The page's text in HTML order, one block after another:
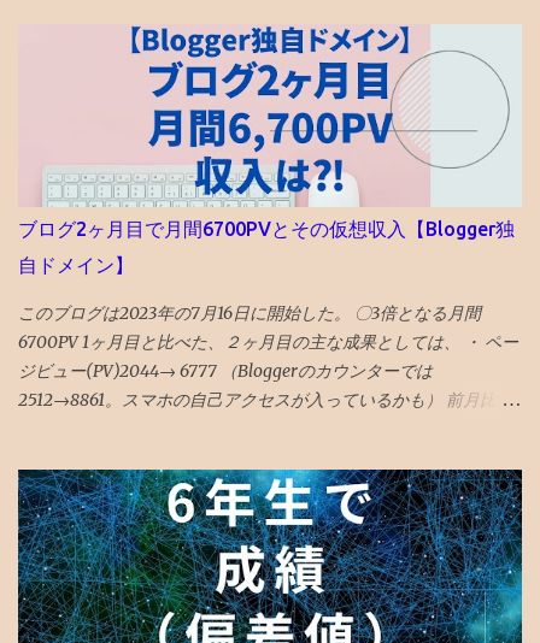
ブログ2ヶ月目で月間6700PVとその仮想収入【Blogger独
自ドメイン】
このブログは2023年の7月16日に開始した。 〇3倍となる月間
6700PV 1ヶ月目と比べた、２ヶ月目の主な成果としては、 ・ ペー
ジビュー(PV)2044→ 6777 （Bloggerのカウンターでは
2512→8861。スマホの自己アクセスが入っているかも） 前月比 P
ように見えるが、先月分には自己アクセス分がカウントされてい
たので、もともとこの程度の滞在時間だったと推測。 類似ブログ
もこのぐらいらしいので、特段の問題なしと推測。 〇検索流入は
5％ ・前月はツイッターXから流入が6割、ブログ村等から4割、検
索流入ほぼ無し →ツイッターX6割弱、ブログ村2割、ブックマー
ク2割、 検索5% 検索流入も直近のデータでは1割 を超えてきてい